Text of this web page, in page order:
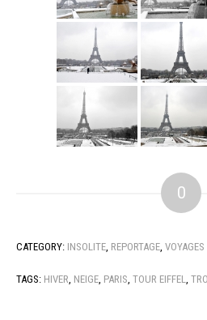
0
CATEGORY: INSOLITE REPORTAGE VOYAGES
TAGS: HIVER NEIGE PARIS TOUR EIFFEL